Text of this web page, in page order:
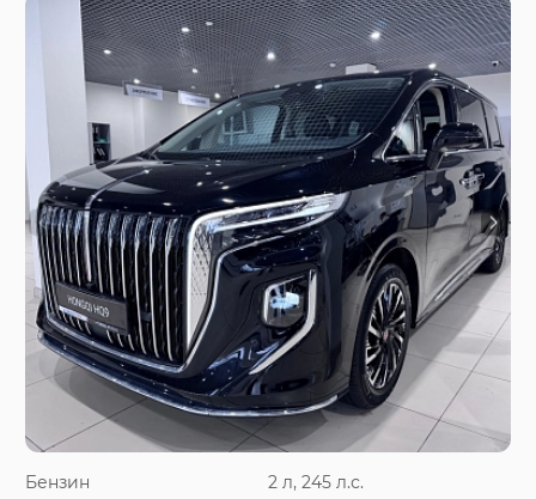
Бензин
2 л, 245 л.с.